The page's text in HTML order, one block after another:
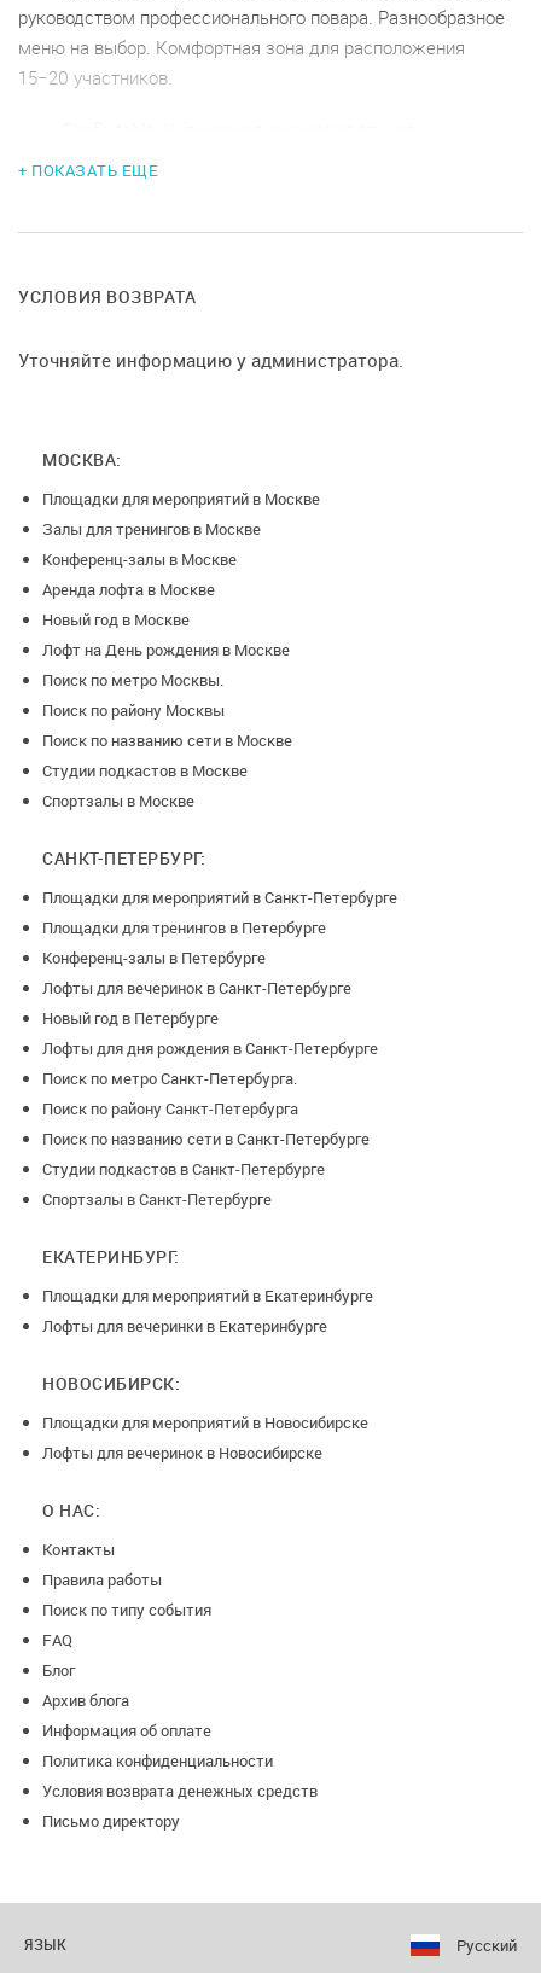
руководством профессионального повара. Разнообразное
меню на выбор. Комфортная зона для расположения
15−20 участников.
курскВстречи деловых людей и обсуждение насущных тем,
Участники могут общаться на интересные для них темы,
в формате Кулинарного мастер-класса под руководством
профессиональных поваров надолго останется в памяти
гостей и самого именинника.
· Лекционное пространство, презентации. Места для
размещения 25 участников формата лекции, дискуссии или
презентации. Экран, проектор, звук
· Терраса более 160м2 для проведения открытых
· Панорамный вид на город. Потрясающие закаты,
· Идеальное пространство для фото и видео
съемок. Много света. Панорамные окна.
· Профессиональная техника для приготовления
и хранения. Система вентиляции.
Атмосфера творчества, самовыражения и духа инноваций
окружает посетителей буквально повсюду, но только наши
гости смогут особо оценить всю уникальность
пространства, находясь на одной из самых высоких точек
и современным кухонным островом, оснащенным техникой
KÖRTING.
+ ПОКАЗАТЬ ЕЩЕ
УСЛОВИЯ ВОЗВРАТА
Уточняйте информацию у администратора.
МОСКВА:
Площадки для мероприятий в Москве
Залы для тренингов в Москве
Конференц-залы в Москве
Аренда лофта в Москве
Новый год в Москве
Лофт на День рождения в Москве
Поиск по метро Москвы.
Поиск по району Москвы
Поиск по названию сети в Москве
Студии подкастов в Москве
Спортзалы в Москве
САНКТ-ПЕТЕРБУРГ:
Площадки для мероприятий в Санкт-Петербурге
Площадки для тренингов в Петербурге
Конференц-залы в Петербурге
Лофты для вечеринок в Санкт-Петербурге
Новый год в Петербурге
Лофты для дня рождения в Санкт-Петербурге
Поиск по метро Санкт-Петербурга.
Поиск по району Санкт-Петербурга
Поиск по названию сети в Санкт-Петербурге
Студии подкастов в Санкт-Петербурге
Спортзалы в Санкт-Петербурге
ЕКАТЕРИНБУРГ:
Площадки для мероприятий в Екатеринбурге
Лофты для вечеринки в Екатеринбурге
НОВОСИБИРСК:
Площадки для мероприятий в Новосибирске
Лофты для вечеринок в Новосибирске
О НАС:
Контакты
Правила работы
Поиск по типу события
FAQ
Блог
Архив блога
Информация об оплате
Политика конфиденциальности
Условия возврата денежных средств
Письмо директору
ЯЗЫК Русский